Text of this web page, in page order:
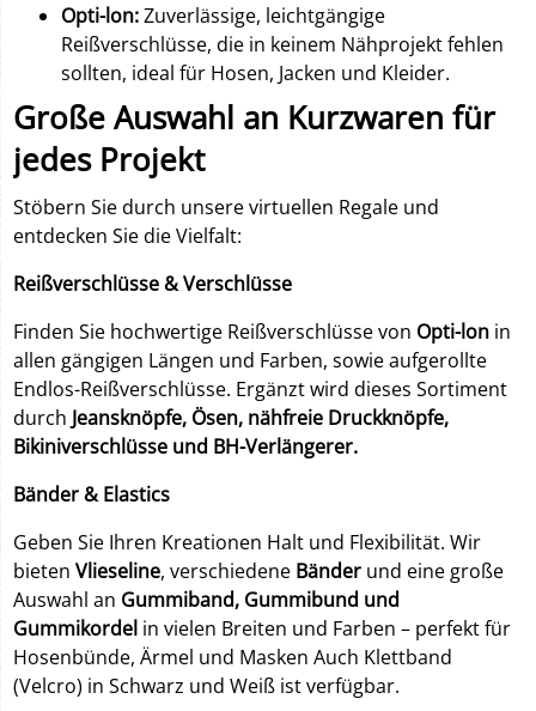
Opti-lon:Zuverlässige, leichtgängige
Reißverschlüsse, die in keinem Nähprojekt fehlen
sollten, ideal für Hosen, Jacken und Kleider.
Große Auswahl an Kurzwaren für
jedes Projekt
Stöbern Sie durch unsere virtuellen Regale und
entdecken Sie die Vielfalt:
Reißverschlüsse & Verschlüsse
Finden Sie hochwertige Reißverschlüsse von Opti-lon in
allen gängigen Längen und Farben, sowie aufgerollte
Endlos-Reißverschlüsse. Ergänzt wird dieses Sortiment
durch Jeansknöpfe, Ösen, nähfreie Druckknöpfe,
Bikiniverschlüsse und BH-Verlängerer.
Bänder & Elastics
Geben Sie Ihren Kreationen Halt und Flexibilität. Wir
bieten Vlieseline, verschiedene Bänder und eine große
Auswahl an Gummiband, Gummibund und
Gummikordel in vielen Breiten und Farben – perfekt für
Hosenbünde, Ärmel und Masken Auch Klettband
(Velcro) in Schwarz und Weiß ist verfügbar.